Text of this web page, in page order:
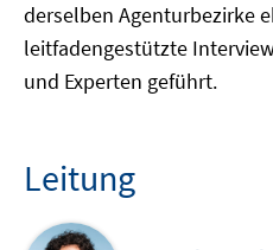
derselben Agenturbezirke
leitfadengestützte
und Experten geführt.
Leitung